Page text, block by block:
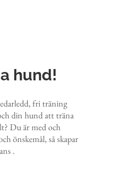
hund!
fri träning
din hund att träna
Du är med och
önskemål, så skapar
.